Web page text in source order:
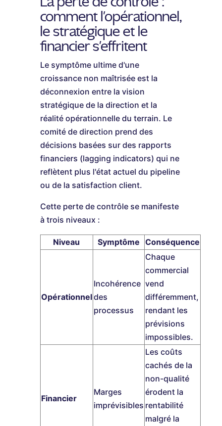
comment l'opérationnel,
le stratégique et le
financier s'effritent
Le symptôme ultime d'une
croissance non maîtrisée est la
déconnexion entre la vision
stratégique de la direction et la
réalité opérationnelle du terrain. Le
comité de direction prend des
décisions basées sur des rapports
financiers (lagging indicators) qui ne
reflètent plus l'état actuel du pipeline
ou de la satisfaction client.
Cette perte de contrôle se manifeste
à trois niveaux :
Niveau Symptôme Conséquence
Opérationnel
Incohérence
des
processus
Chaque
commercial
vend
différemment,
rendant les
prévisions
impossibles.
Financier
Marges
imprévisibles
Les coûts
cachés de la
non-qualité
érodent la
rentabilité
malgré la